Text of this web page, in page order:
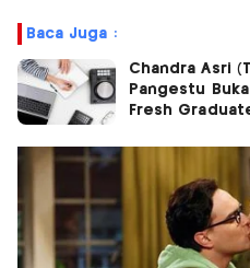
Baca Juga :
Chandra Asri
Pangestu
Fresh